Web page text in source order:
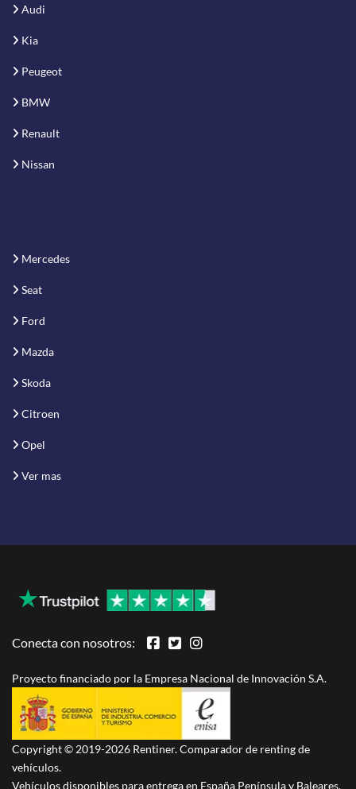
Audi
Kia
Peugeot
BMW
Renault
Nissan
Mercedes
Seat
Ford
Mazda
Skoda
Citroen
Opel
Ver mas
Conecta con nosotros:
Proyecto financiado por la Empresa Nacional de Innovación S.A.
Copyright © 2019-2026 Rentiner. Comparador de renting de
vehículos.
Vehículos disponibles para entrega en España Península y Baleares.